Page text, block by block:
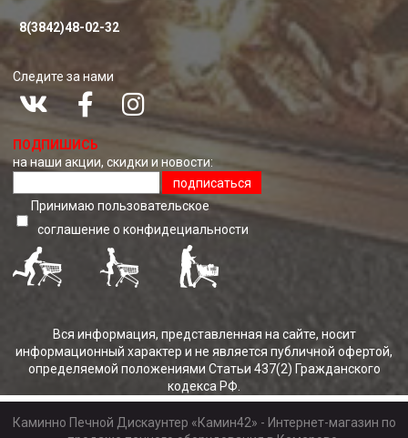
8(3842)48-02-32
Следите за нами
ПОДПИШИСЬ
на наши акции, скидки и новости:
подписаться
Принимаю пользовательское
соглашение о конфидециальноcти
Вся информация, представленная на сайте, носит
информационный характер и не является публичной офертой,
определяемой положениями Статьи 437(2) Гражданского
кодекса РФ.
Каминно Печной Дискаунтер «Камин42» - Интернет-магазин по